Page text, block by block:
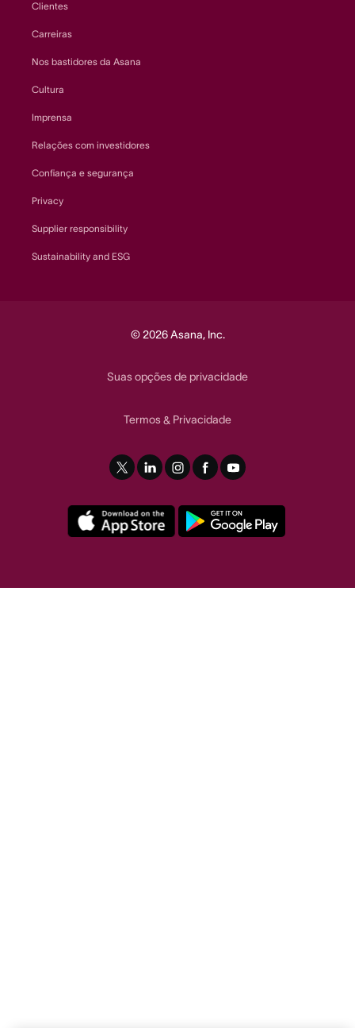
Clientes
Carreiras
Nos bastidores da Asana
Cultura
Imprensa
Relações com investidores
Confiança e segurança
Privacy
Supplier responsibility
Sustainability and ESG
© 2026 Asana, Inc.
Suas opções de privacidade
Termos& Privacidade